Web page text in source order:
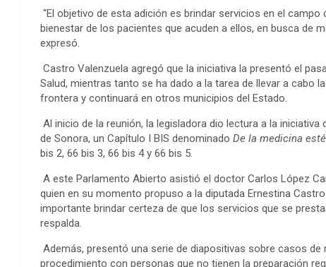
“El objetivo de esta adición es brindar servicios en el
bienestar de los pacientes que acuden a ellos, en busca de
expresó.
Castro Valenzuela agregó que la iniciativa la presentó el
Salud, mientras tanto se ha dado a la tarea de llevar a cabo
frontera y continuará en otros municipios del Estado.
Al inicio de la reunión, la legisladora dio lectura a la
de Sonora, un Capítulo I BIS denominado De la medicina
bis 2, 66 bis 3, 66 bis 4 y 66 bis 5.
A este Parlamento Abierto asistió el doctor Carlos López
quien en su momento propuso a la diputada Ernestina
importante brindar certeza de que los servicios que se
respalda.
Además, presentó una serie de diapositivas sobre casos
procedimiento con personas que no tienen la preparación